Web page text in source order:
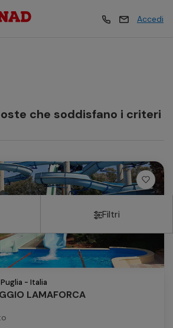
Accedi
Filtri
che soddisfano i criteri
- Italia
LAMAFORCA